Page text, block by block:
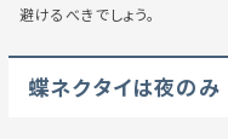
避けるべきでしょう。
蝶ネクタイは夜のみ